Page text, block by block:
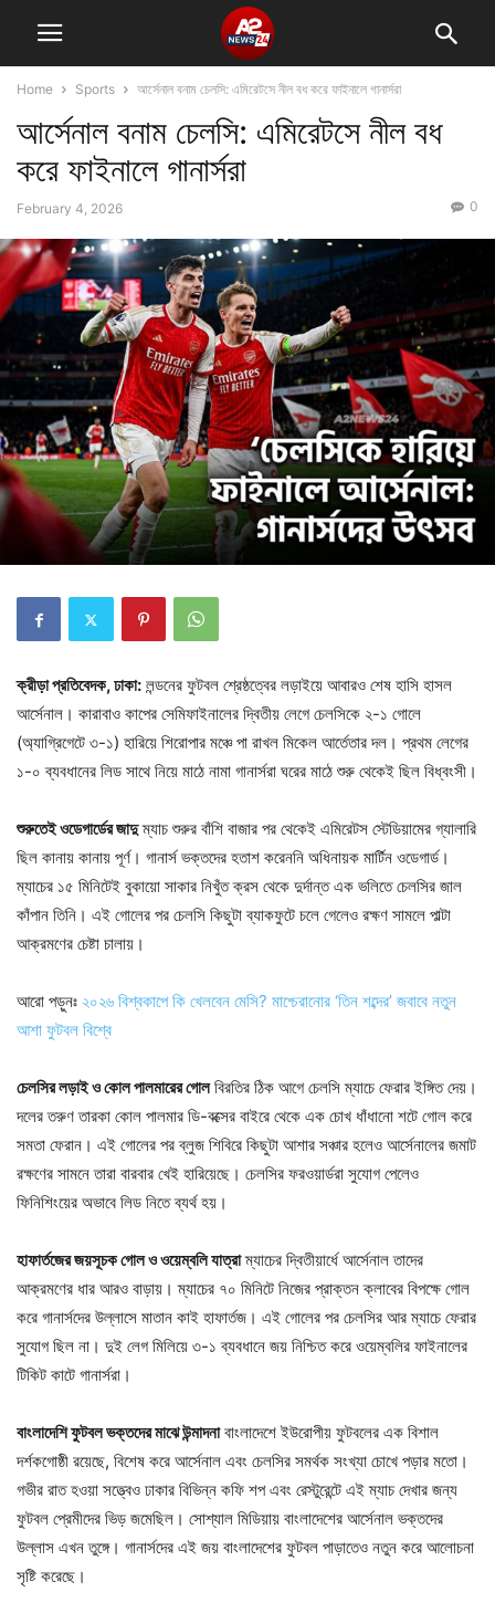
Home Sports আর্সেনাল বনাম চেলসি: এমিরেটসে নীল বধ করে ফাইনালে গানার্সরা
আর্সেনাল বনাম চেলসি: এমিরেটসে নীল বধ
করে ফাইনালে গানার্সরা
February 4, 2026 0
ক্রীড়া প্রতিবেদক, ঢাকা: লন্ডনের ফুটবল শ্রেষ্ঠত্বের লড়াইয়ে আবারও শেষ হাসি হাসল
আর্সেনাল। কারাবাও কাপের সেমিফাইনালের দ্বিতীয় লেগে চেলসিকে ২-১ গোলে
(অ্যাগ্রিগেটে ৩-১) হারিয়ে শিরোপার মঞ্চে পা রাখল মিকেল আর্তেতার দল। প্রথম লেগের
১-০ ব্যবধানের লিড সাথে নিয়ে মাঠে নামা গানার্সরা ঘরের মাঠে শুরু থেকেই ছিল বিধ্বংসী।
শুরুতেই ওডেগার্ডের জাদুম্যাচ শুরুর বাঁশি বাজার পর থেকেই এমিরেটস স্টেডিয়ামের গ্যালারি
ছিল কানায় কানায় পূর্ণ। গানার্স ভক্তদের হতাশ করেননি অধিনায়ক মার্টিন ওডেগার্ড।
ম্যাচের ১৫ মিনিটেই বুকায়ো সাকার নিখুঁত ক্রস থেকে দুর্দান্ত এক ভলিতে চেলসির জাল
কাঁপান তিনি। এই গোলের পর চেলসি কিছুটা ব্যাকফুটে চলে গেলেও রক্ষণ সামলে পাল্টা
আক্রমণের চেষ্টা চালায়।
আরো পড়ুনঃ ২০২৬ বিশ্বকাপে কি খেলবেন মেসি? মাশ্চেরানোর ‘তিন শব্দের’ জবাবে নতুন
আশা ফুটবল বিশ্বে
চেলসির লড়াই ও কোল পালমারের গোলবিরতির ঠিক আগে চেলসি ম্যাচে ফেরার ইঙ্গিত দেয়।
দলের তরুণ তারকা কোল পালমার ডি-বক্সের বাইরে থেকে এক চোখ ধাঁধানো শটে গোল করে
সমতা ফেরান। এই গোলের পর ব্লুজ শিবিরে কিছুটা আশার সঞ্চার হলেও আর্সেনালের জমাট
রক্ষণের সামনে তারা বারবার খেই হারিয়েছে। চেলসির ফরওয়ার্ডরা সুযোগ পেলেও
ফিনিশিংয়ের অভাবে লিড নিতে ব্যর্থ হয়।
হাফার্তজের জয়সূচক গোল ও ওয়েম্বলি যাত্রাম্যাচের দ্বিতীয়ার্ধে আর্সেনাল তাদের
আক্রমণের ধার আরও বাড়ায়। ম্যাচের ৭০ মিনিটে নিজের প্রাক্তন ক্লাবের বিপক্ষে গোল
করে গানার্সদের উল্লাসে মাতান কাই হাফার্তজ। এই গোলের পর চেলসির আর ম্যাচে ফেরার
সুযোগ ছিল না। দুই লেগ মিলিয়ে ৩-১ ব্যবধানে জয় নিশ্চিত করে ওয়েম্বলির ফাইনালের
টিকিট কাটে গানার্সরা।
বাংলাদেশি ফুটবল ভক্তদের মাঝে উন্মাদনাবাংলাদেশে ইউরোপীয় ফুটবলের এক বিশাল
দর্শকগোষ্ঠী রয়েছে, বিশেষ করে আর্সেনাল এবং চেলসির সমর্থক সংখ্যা চোখে পড়ার মতো।
গভীর রাত হওয়া সত্ত্বেও ঢাকার বিভিন্ন কফি শপ এবং রেস্টুরেন্টে এই ম্যাচ দেখার জন্য
ফুটবল প্রেমীদের ভিড় জমেছিল। সোশ্যাল মিডিয়ায় বাংলাদেশের আর্সেনাল ভক্তদের
উল্লাস এখন তুঙ্গে। গানার্সদের এই জয় বাংলাদেশের ফুটবল পাড়াতেও নতুন করে আলোচনা
সৃষ্টি করেছে।